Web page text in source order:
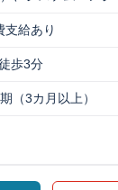
支給あり
歩3分
（3カ月以上）